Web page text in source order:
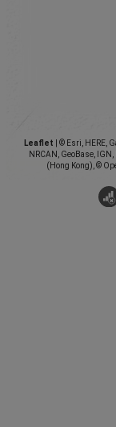
Leaflet
© Esri, HERE,
NRCAN, GeoBase,
(Hong Kong), ©